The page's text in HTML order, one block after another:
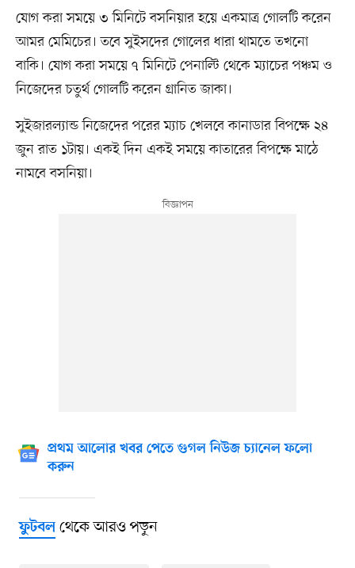
যোগ করা সময়ে ৩ মিনিটে বসনিয়ার হয়ে একমাত্র গোলটি করেন
আমর মেমিচের। তবে সুইসদের গোলের ধারা থামতে তখনো
বাকি। যোগ করা সময়ে ৭ মিনিটে পেনাল্টি থেকে ম্যাচের পঞ্চম ও
নিজেদের চতুর্থ গোলটি করেন গ্রানিত জাকা।
সুইজারল্যান্ড নিজেদের পরের ম্যাচ খেলবে কানাডার বিপক্ষে ২৪
জুন রাত ১টায়। একই দিন একই সময়ে কাতারের বিপক্ষে মাঠে
নামবে বসনিয়া।
প্রথম আলোর খবর পেতে গুগল নিউজ চ্যানেল ফলো
করুন
ফুটবলথেকে আরও পড়ুন